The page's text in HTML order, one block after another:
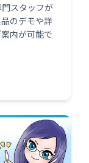
スタッフが
のデモや詳
内が可能で